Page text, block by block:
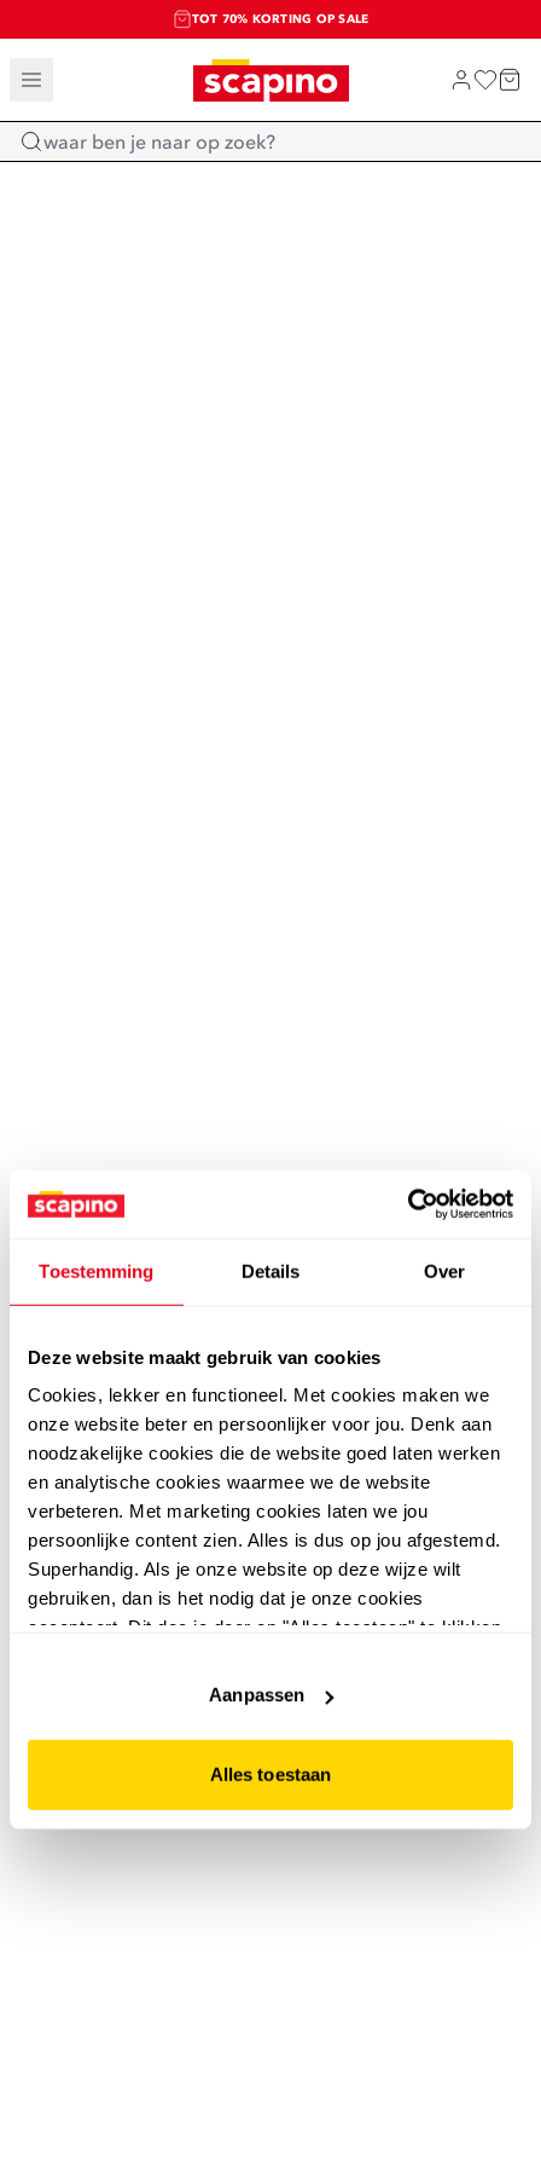
Toestemming Details Over
Deze website maakt gebruik van cookies
Cookies, lekker en functioneel. Met cookies maken we
onze website beter en persoonlijker voor jou. Denk aan
noodzakelijke cookies die de website goed laten werken
en analytische cookies waarmee we de website
verbeteren. Met marketing cookies laten we jou
persoonlijke content zien. Alles is dus op jou afgestemd.
Superhandig. Als je onze website op deze wijze wilt
gebruiken, dan is het nodig dat je onze cookies
accepteert. Dit doe je door op "Alles toestaan" te klikken.
website niet optimaal functioneert.
Aanpassen
Alles toestaan
TOT 70% KORTING OP SALE
SALE: LAATSTE KANS!
SHOP NIEUW
Home